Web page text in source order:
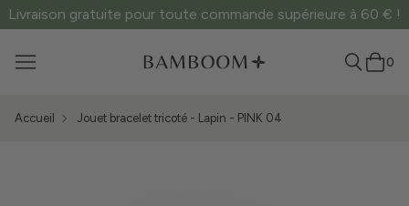
Livraison gratuite pour toute commande supérieure à 60 € !
0
Accueil Jouet bracelet tricoté - Lapin - PINK 04